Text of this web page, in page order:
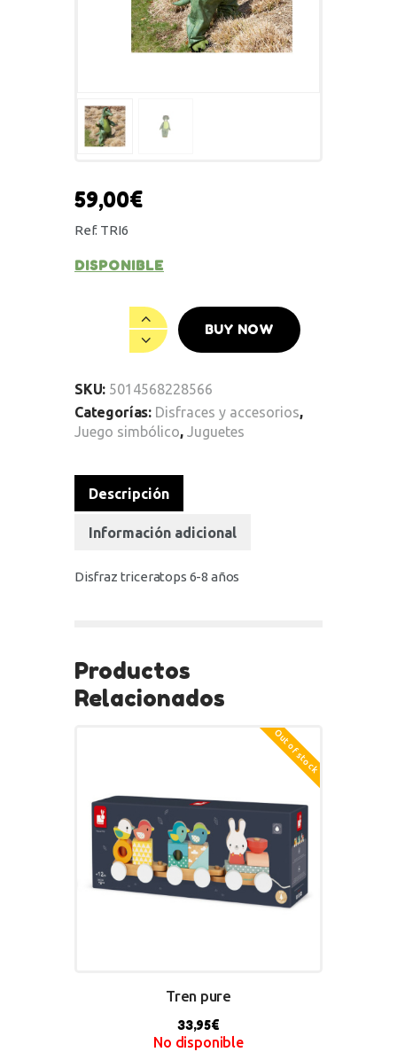
59,00€
Ref. TRI6
DISPONIBLE
BUY NOW
SKU: 5014568228566
Categorías: Disfraces y accesorios,
Juego simbólico, Juguetes
Descripción
Información adicional
Disfraz triceratops 6-8 años
Productos
Relacionados
Out of stock
Tren pure
33,95€
No disponible